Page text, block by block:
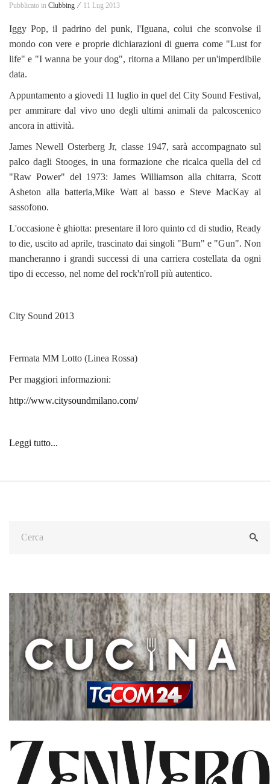
Pubblicato in Clubbing ⁄ 11 Lug 2013
Iggy Pop, il padrino del punk, l'Iguana, colui che sconvolse il
mondo con vere e proprie dichiarazioni di guerra come "Lust for
life" e "I wanna be your dog", ritorna a Milano per un'imperdibile
data.
Appuntamento a giovedi 11 luglio in quel del City Sound Festival,
per ammirare dal vivo uno degli ultimi animali da palcoscenico
ancora in attività.
James Newell Osterberg Jr, classe 1947, sarà accompagnato sul
palco dagli Stooges, in una formazione che ricalca quella del cd
"Raw Power" del 1973: James Williamson alla chitarra, Scott
Asheton alla batteria,Mike Watt al basso e Steve MacKay al
sassofono.
L'occasione è ghiotta: presentare il loro quinto cd di studio, Ready
to die, uscito ad aprile, trascinato dai singoli "Burn" e "Gun". Non
mancheranno i grandi successi di una carriera costellata da ogni
tipo di eccesso, nel nome del rock'n'roll più autentico.
City Sound 2013
Fermata MM Lotto (Linea Rossa)
Per maggiori informazioni:
http://www.citysoundmilano.com/
Leggi tutto...